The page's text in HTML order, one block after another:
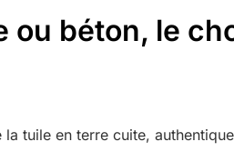
ou béton, le
la tuile en terre cuite,